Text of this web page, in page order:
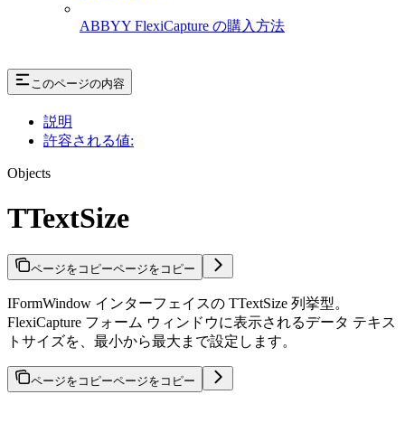
ABBYY FlexiCapture の購入方法
このページの内容
説明
許容される値:
Objects
TTextSize
ページをコピーページをコピー
IFormWindow インターフェイスの TTextSize 列挙型。
FlexiCapture フォーム ウィンドウに表示されるデータ テキス
トサイズを、最小から最大まで設定します。
ページをコピーページをコピー